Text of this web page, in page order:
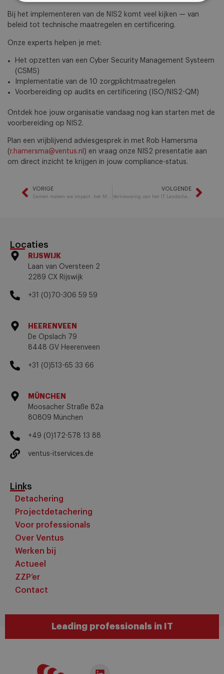
Bij het implementeren van de NIS2 komt veel kijken — van
beleid tot technische maatregelen en certificering.
Onze experts helpen je met:
Het opzetten van een Cyber Security Management Systeem
(CSMS)
Implementatie van de 10 zorgplichtmaatregelen
Voorbereiding op audits en certificering (ISO/NIS2-QM)
Ontdek hoe jouw organisatie vandaag nog kan starten met de
voorbereiding op NIS2.
Plan een vrijblijvend adviesgesprek in met Rob Hamersma
( r.hamersma@ventus.nl ) en vraag onze NIS2 presentatie aan
om direct inzicht te krijgen in jouw compliance-status.
VORIGE VOLGENDE
Locaties
RIJSWIJK
Laan van Oversteen 2
2289 CX Rijswijk
+31 (0)70-306 59 59
HEERENVEEN
De Opslach 79
8448 GV Heerenveen
+31 (0)513-65 33 66
MÜNCHEN
Moosacher Straße 82a
80809 München
+49 (0)172-578 13 88
ventus-itservices.de
Links
Detachering
Projectdetachering
Voor professionals
Over Ventus
Werken bij
Actueel
ZZP’er
Contact
Leading professionals in IT